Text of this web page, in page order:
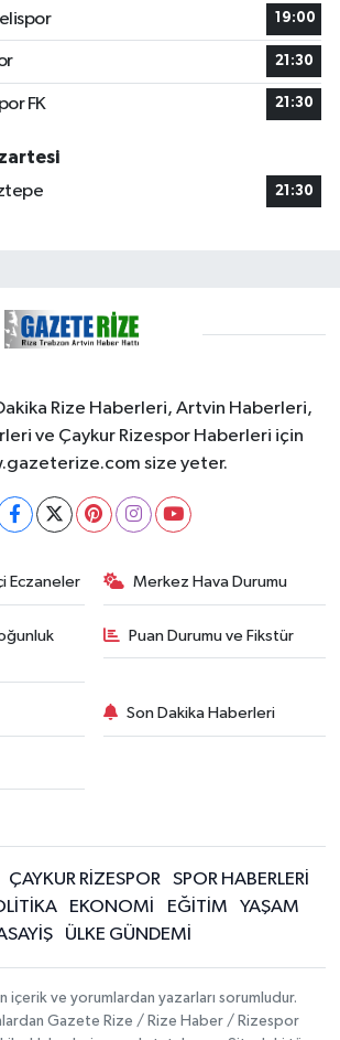
19:00
21:30
FK 21:30
21:30
Rize Haberleri, Artvin Haberleri,
ve Çaykur Rizespor Haberleri için
size yeter.
Eczaneler Merkez Hava Durumu
Puan Durumu ve Fikstür
Son Dakika Haberleri
ÇAYKUR RİZESPOR
SPOR HABERLERİ
EKONOMİ EĞİTİM
YAŞAM
ÜLKE GÜNDEMİ
içerik ve yorumlardan yazarları sorumludur.
Gazete Rize / Rize Haber / Rizespor